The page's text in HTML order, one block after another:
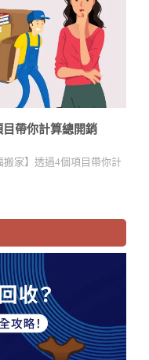
帶你計算總開銷
家】透過4個項目帶你計